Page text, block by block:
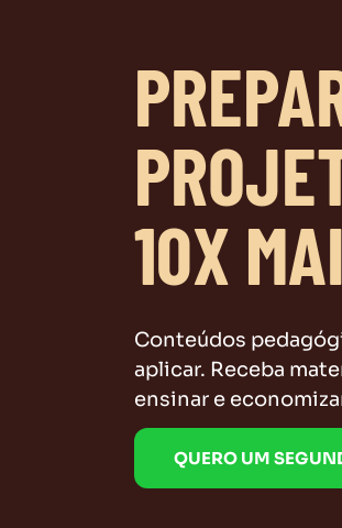
10X
Conteúdos
aplicar. Receba
ensinar e
QUERO UM